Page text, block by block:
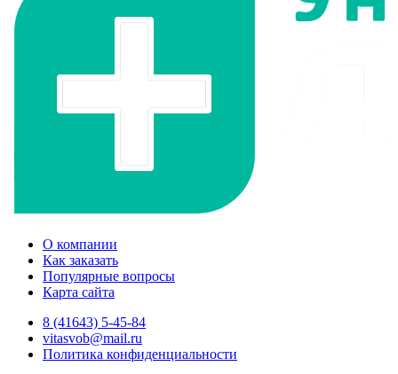
О компании
Как заказать
Популярные вопросы
Карта сайта
8 (41643) 5-45-84
vitasvob@mail.ru
Политика конфиденциальности